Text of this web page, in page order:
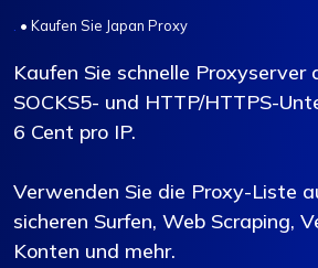
• Kaufen Sie Japan Proxy
Kaufen Sie schnelle Proxyserver
SOCKS5- und HTTP/HTTPS-
6 Cent pro IP.
Verwenden Sie die Proxy-Liste
sicheren Surfen, Web Scraping,
Konten und mehr.